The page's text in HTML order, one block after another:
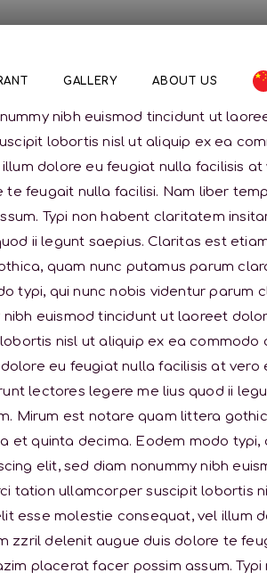
GALLERY ABOUT US
nibh euismod tincidunt ut
lobortis nisl ut aliquip ex ea
dolore eu feugiat nulla facilisis
feugait nulla facilisi. Nam liber
Typi non habent claritatem
ii legunt saepius. Claritas est
quam nunc putamus parum
qui nunc nobis videntur parum
euismod tincidunt ut laoreet
nisl ut aliquip ex ea commodo
eu feugiat nulla facilisis at vero
lectores legere me lius quod ii
Mirum est notare quam littera
quinta decima. Eodem modo typi,
elit, sed diam nonummy nibh
tation ullamcorper suscipit lobortis
esse molestie consequat, vel illum
delenit augue duis dolore te
placerat facer possim assum.